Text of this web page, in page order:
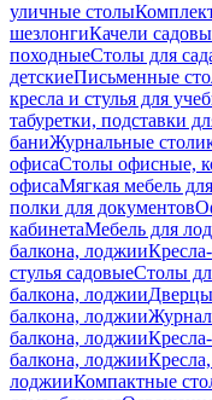
уличные столы
шезлонгиКачели
походныеСтолы для
детскиеПисьменные
кресла и стулья для
табуретки, подставки
баниЖурнальные
офисаСтолы офисные,
офисаМягкая мебель
полки для документов
кабинетаМебель для
балкона, лоджии
стулья садовыеСтолы
балкона, лоджии
балкона, лоджии
балкона, лоджии
балкона, лоджии
лоджииКомпактные